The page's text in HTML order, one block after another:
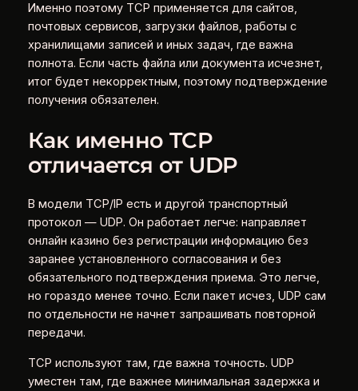
Именно поэтому TCP применяется для сайтов,
почтовых сервисов, загрузки файлов, работы с
хранилищами записей и иных задач, где важна
полнота. Если часть файла или документа исчезнет,
итог будет некорректным, поэтому подтверждение
получения обязателен.
Как именно TCP
отличается от UDP
В модели TCP/IP есть и другой транспортный
протокол — UDP. Он работает легче: направляет
онлайн казино без регистрации информацию без
заранее установленного согласования и без
обязательного подтверждения приема. Это легче,
но гораздо менее точно. Если пакет исчез, UDP сам
по отдельности не начнет запрашивать повторной
передачи.
TCP используют там, где важна точность. UDP
уместен там, где важнее минимальная задержка и